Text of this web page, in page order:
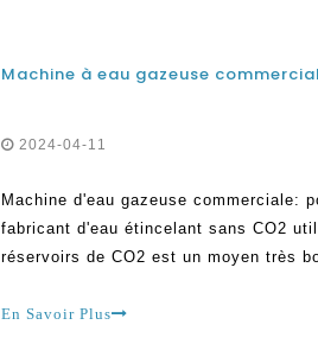
2024-04-11
Machine d'eau gazeuse commerciale:
fabricant d'eau étincelant sans CO2
réservoirs de CO2 est un moyen très
pétillante, vous ne voulez pas faire de
En Savoir Plus